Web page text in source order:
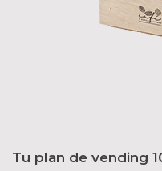
Tu plan de vending